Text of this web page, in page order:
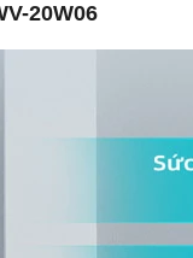
20W06